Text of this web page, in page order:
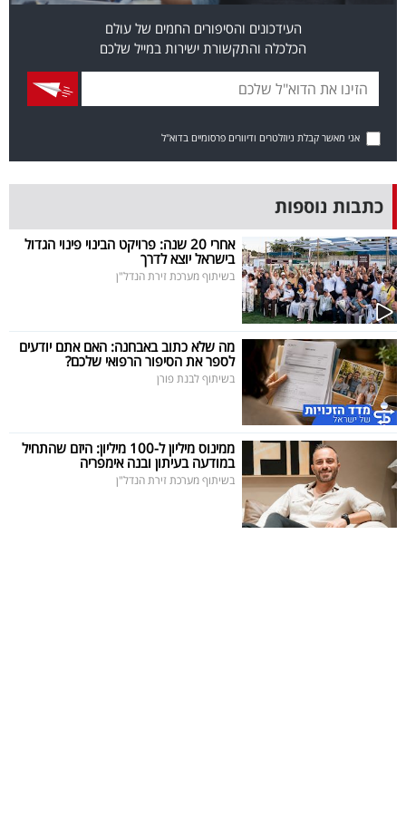
אחרינו:
העידכונים והסיפורים החמים של עולם
הכלכלה והתקשורת ישירות במייל שלכם
אני מאשר קבלת ניוזלטרים ודיוורים פרסומיים בדוא"ל
כתבות נוספות
אחרי 20 שנה: פרויקט הבינוי פינוי הגדול
בישראל יוצא לדרך
בשיתוף מערכת זירת הנדל"ן
מה שלא כתוב באבחנה: האם אתם יודעים
לספר את הסיפור הרפואי שלכם?
בשיתוף לבנת פורן
ממינוס מיליון ל-100 מיליון: היזם שהתחיל
במודעה בעיתון ובנה אימפריה
בשיתוף מערכת זירת הנדל"ן